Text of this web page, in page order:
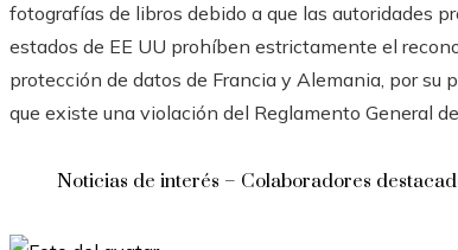
fotografías de libros debido a que las autoridades
estados de EE UU prohíben estrictamente el
protección de datos de Francia y Alemania, por su
que existe una violación del Reglamento General
Noticias de interés – Colaboradores